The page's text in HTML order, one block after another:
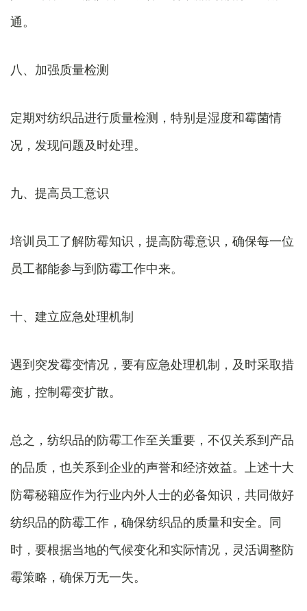
通。
八、加强质量检测
定期对纺织品进行质量检测，特别是湿度和霉菌情
况，发现问题及时处理。
九、提高员工意识
培训员工了解防霉知识，提高防霉意识，确保每一位
员工都能参与到防霉工作中来。
十、建立应急处理机制
遇到突发霉变情况，要有应急处理机制，及时采取措
施，控制霉变扩散。
总之，纺织品的防霉工作至关重要，不仅关系到产品
的品质，也关系到企业的声誉和经济效益。上述十大
防霉秘籍应作为行业内外人士的必备知识，共同做好
纺织品的防霉工作，确保纺织品的质量和安全。同
时，要根据当地的气候变化和实际情况，灵活调整防
霉策略，确保万无一失。